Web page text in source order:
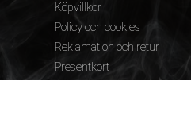
Köpvillkor
Policy och cookies
Reklamation och retur
Presentkort